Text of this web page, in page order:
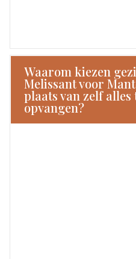
Waarom kiezen
Melissant voor
plaats van zelf alles
opvangen?